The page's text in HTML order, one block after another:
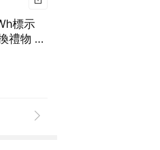
標示
禮物 巨